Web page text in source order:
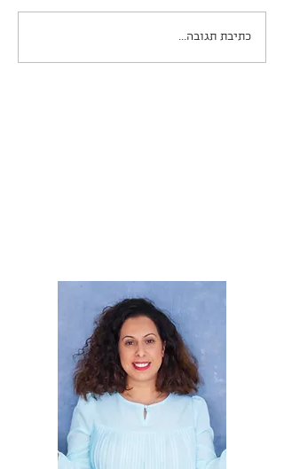
כתיבת תגובה...